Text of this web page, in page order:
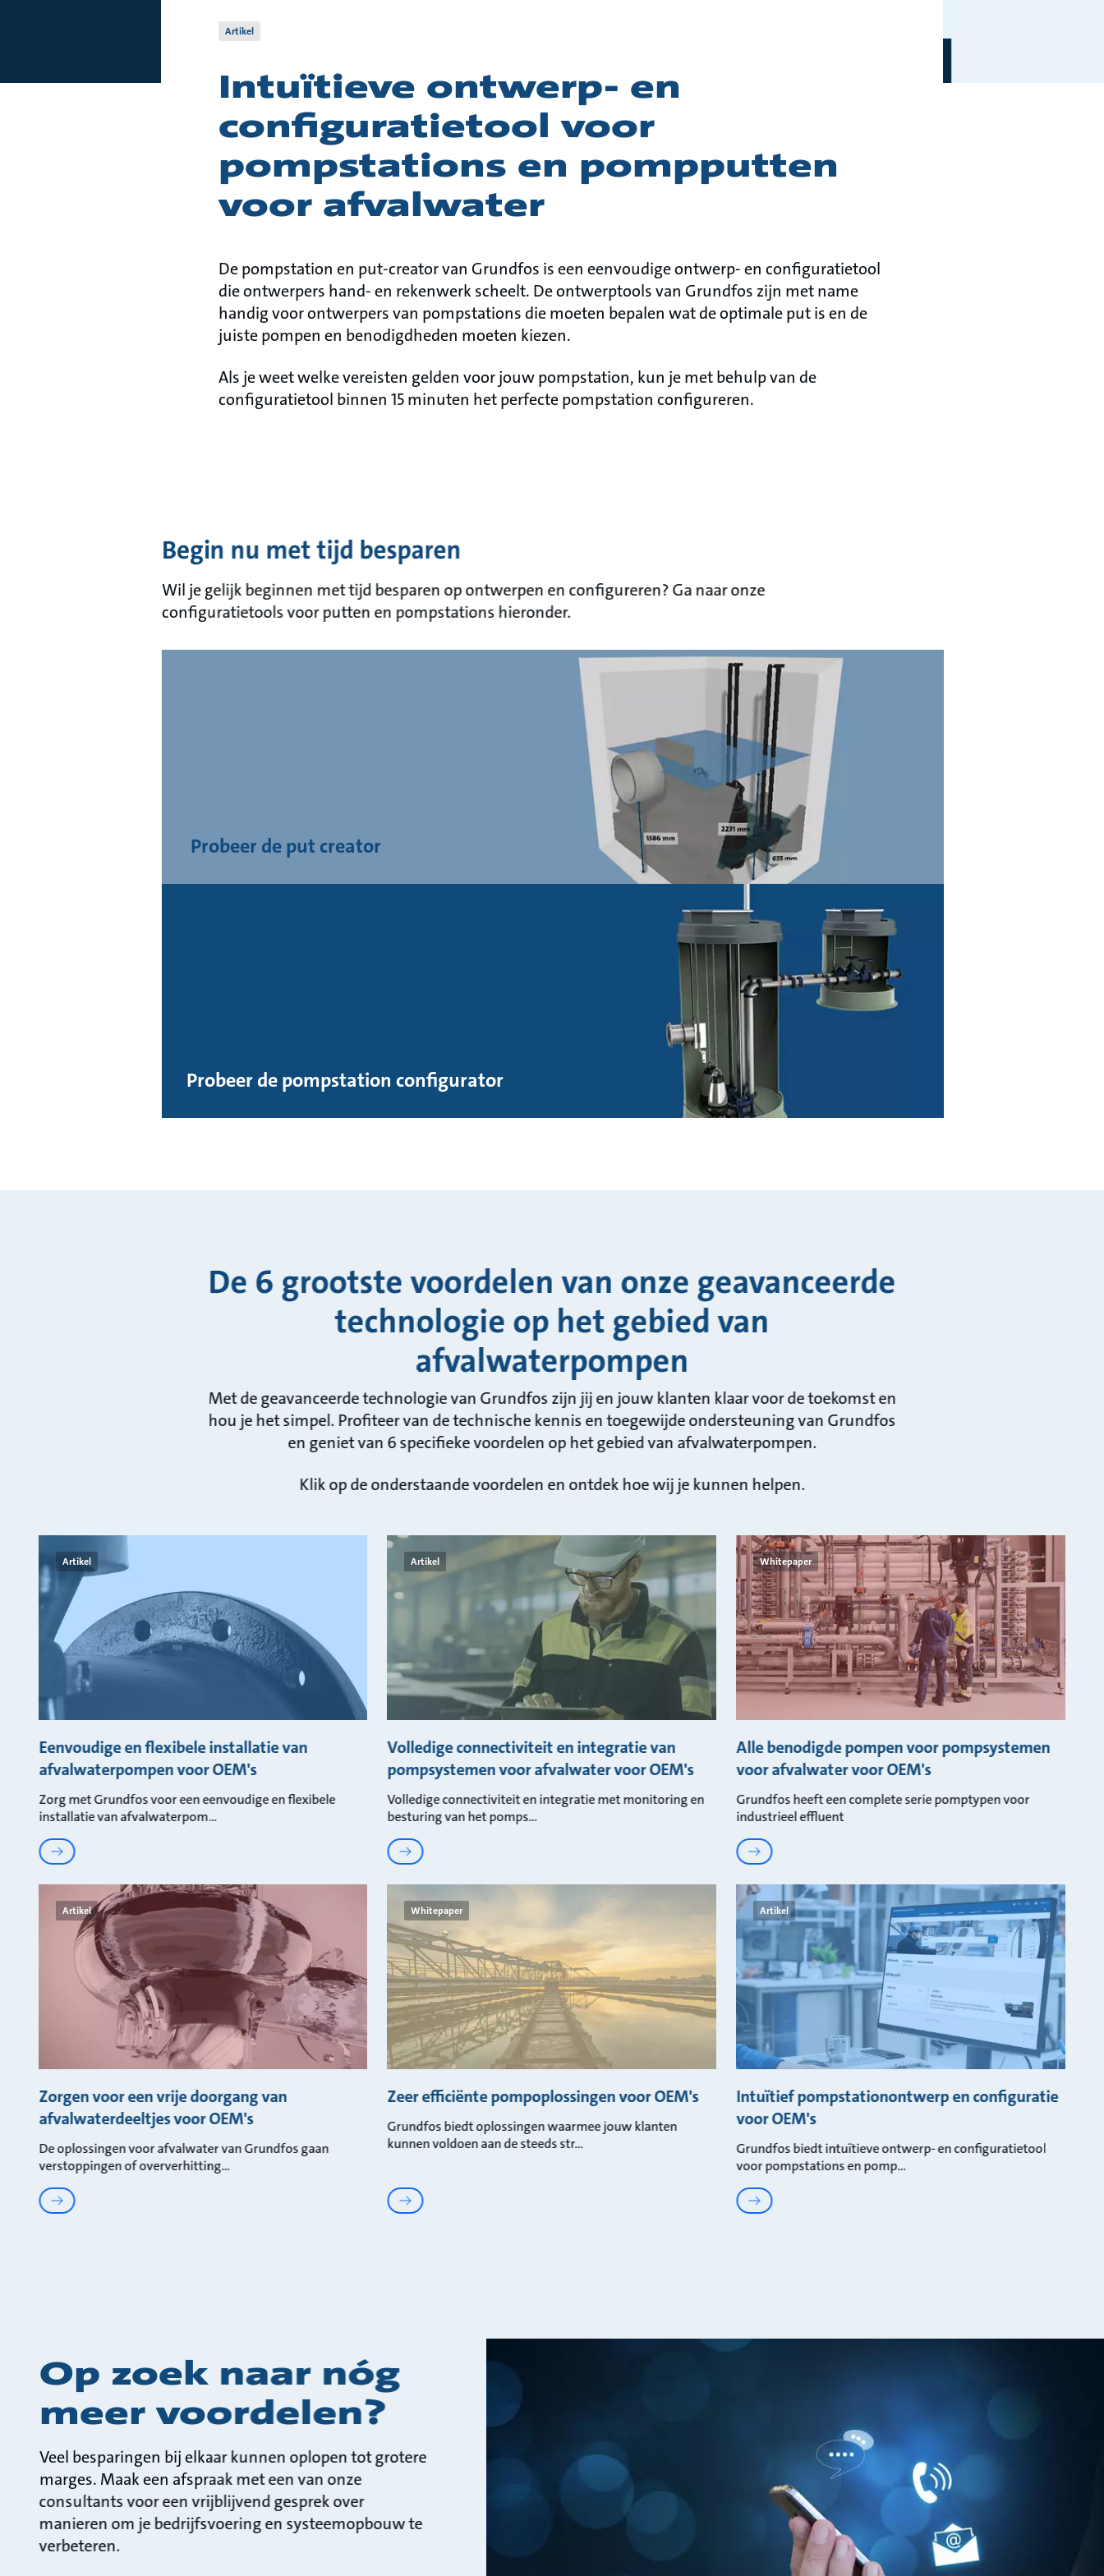
Artikel
Intuïtieve ontwerp- en
configuratietool voor
pompstations en pompputten
voor afvalwater
De pompstation en put-creator van Grundfos is een eenvoudige ontwerp- en configuratietool
die ontwerpers hand- en rekenwerk scheelt. De ontwerptools van Grundfos zijn met name
handig voor ontwerpers van pompstations die moeten bepalen wat de optimale put is en de
juiste pompen en benodigdheden moeten kiezen.
Als je weet welke vereisten gelden voor jouw pompstation, kun je met behulp van de
configuratietool binnen 15 minuten het perfecte pompstation configureren.
Begin nu met tijd besparen
Wil je gelijk beginnen met tijd besparen op ontwerpen en configureren? Ga naar onze
configuratietools voor putten en pompstations hieronder.
Probeer de put creator
Probeer de pompstation configurator
De 6 grootste voordelen van onze geavanceerde
technologie op het gebied van
afvalwaterpompen
Met de geavanceerde technologie van Grundfos zijn jij en jouw klanten klaar voor de toekomst en
hou je het simpel. Profiteer van de technische kennis en toegewijde ondersteuning van Grundfos
en geniet van 6 specifieke voordelen op het gebied van afvalwaterpompen.
Klik op de onderstaande voordelen en ontdek hoe wij je kunnen helpen.
Artikel
Eenvoudige en flexibele installatie van
afvalwaterpompen voor OEM's
Zorg met Grundfos voor een eenvoudige en flexibele
installatie van afvalwaterpom
Artikel
Volledige connectiviteit en integratie van
pompsystemen voor afvalwater voor OEM's
Volledige connectiviteit en integratie met monitoring en
besturing van het pomps
Whitepaper
Alle benodigde pompen voor pompsystemen
voor afvalwater voor OEM's
Grundfos heeft een complete serie pomptypen voor
industrieel effluent
Artikel
Zorgen voor een vrije doorgang van
afvalwaterdeeltjes voor OEM's
De oplossingen voor afvalwater van Grundfos gaan
verstoppingen of oververhitting
Whitepaper
Zeer efficiënte pompoplossingen voor OEM's
Grundfos biedt oplossingen waarmee jouw klanten
kunnen voldoen aan de steeds str
Artikel
Intuïtief pompstationontwerp en configuratie
voor OEM's
Grundfos biedt intuïtieve ontwerp- en configuratietool
voor pompstations en pomp
Op zoek naar nóg
meer voordelen?
Veel besparingen bij elkaar kunnen oplopen tot grotere
marges. Maak een afspraak met een van onze
consultants voor een vrijblijvend gesprek over
manieren om je bedrijfsvoering en systeemopbouw te
verbeteren.